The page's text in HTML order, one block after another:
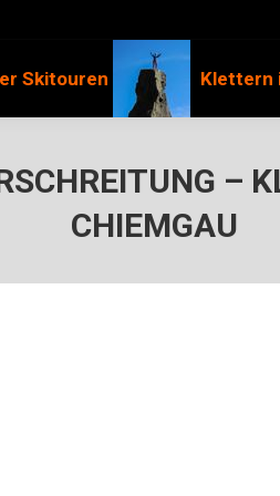
Skitouren Klettern
–
CHIEMGAU